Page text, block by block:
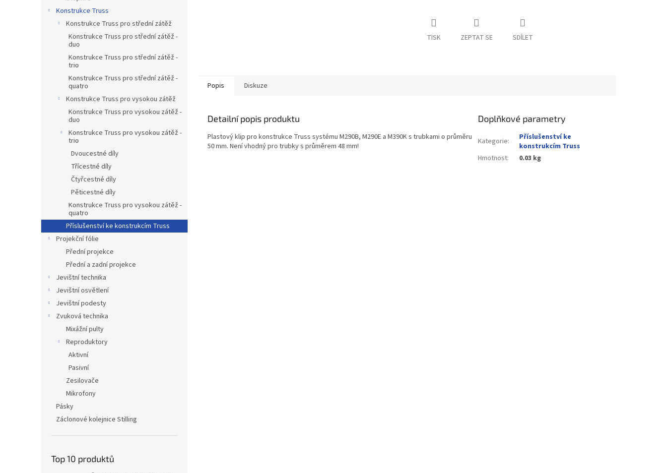
Konstrukce Truss
Konstrukce Truss pro střední zátěž
Konstrukce Truss pro střední zátěž -
duo
Konstrukce Truss pro střední zátěž -
trio
Konstrukce Truss pro střední zátěž -
quatro
Konstrukce Truss pro vysokou zátěž
Konstrukce Truss pro vysokou zátěž -
duo
Konstrukce Truss pro vysokou zátěž -
trio
Dvoucestné díly
Třícestné díly
Čtyřcestné díly
Pěticestné díly
Konstrukce Truss pro vysokou zátěž -
quatro
Příslušenství ke konstrukcím Truss
Projekční fólie
Přední projekce
Přední a zadní projekce
Jevištní technika
Jevištní osvětlení
Jevištní podesty
Zvuková technika
Mixážní pulty
Reproduktory
Aktivní
Pasivní
Zesilovače
Mikrofony
Pásky
Záclonové kolejnice Stilling
Top 10 produktů
TISK ZEPTAT SE SDÍLET
Popis Diskuze
Detailní popis produktu
Plastový klip pro konstrukce Truss systému M290B, M290E a M390K s trubkami o průměru
50 mm. Není vhodný pro trubky s průměrem 48 mm!
Doplňkové parametry
Kategorie:
Příslušenství ke
konstrukcím Truss
Hmotnost: 0.03 kg